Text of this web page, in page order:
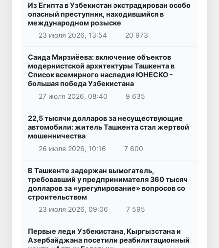
Из Египта в Узбекистан экстрадирован особо
опасный преступник, находившийся в
международном розыске
23 июля 2026, 13:54
20 973
Саида Мирзиёева: включение объектов
модернистской архитектуры Ташкента в
Список всемирного наследия ЮНЕСКО -
большая победа Узбекистана
27 июля 2026, 08:40
9 635
22,5 тысячи долларов за несуществующие
автомобили: житель Ташкента стал жертвой
мошенничества
26 июля 2026, 10:16
7 600
В Ташкенте задержан вымогатель,
требовавший у предпринимателя 360 тысяч
долларов за «урегулирование» вопросов со
строительством
23 июля 2026, 09:06
7 595
Первые леди Узбекистана, Кыргызстана и
Азербайджана посетили реабилитационный